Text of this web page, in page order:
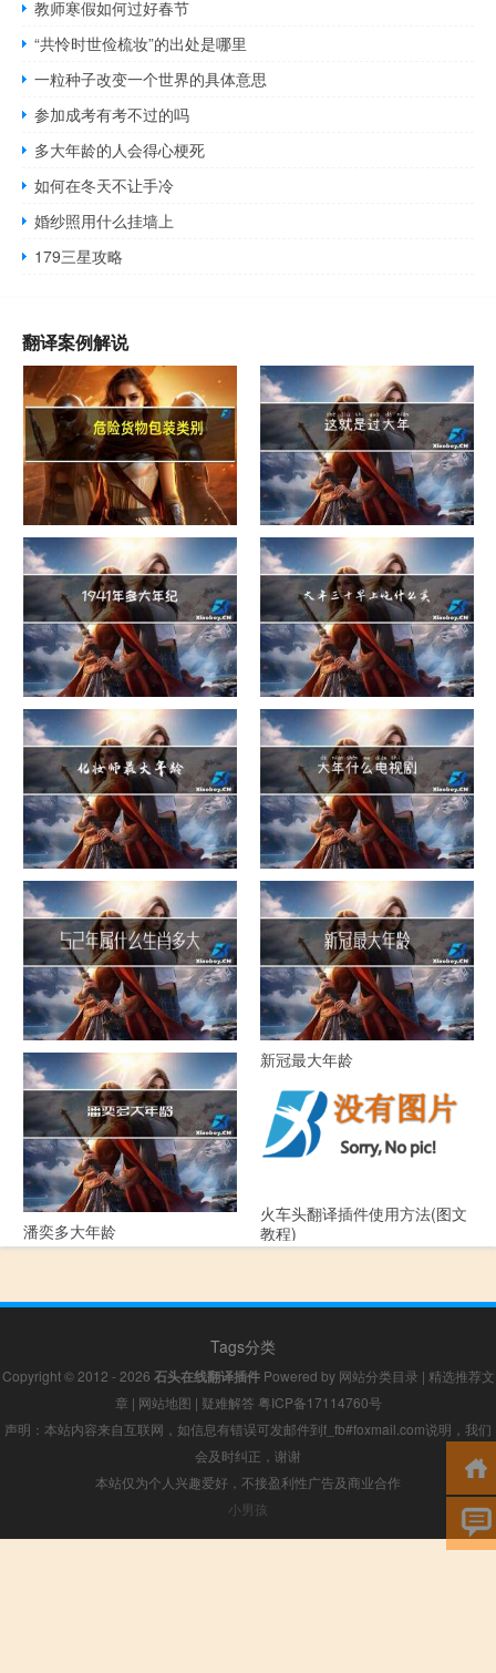
教师寒假如何过好春节
“共怜时世俭梳妆”的出处是哪里
一粒种子改变一个世界的具体意思
参加成考有考不过的吗
多大年龄的人会得心梗死
如何在冬天不让手冷
婚纱照用什么挂墙上
179三星攻略
翻译案例解说
危险货物包装类别 这就是过大年
1941年多大年纪 大年三十早上吃什么美白
化妆师最大年龄 大年什么电视剧
52年属什么生肖多大年龄 新冠最大年龄
潘奕多大年龄
火车头翻译插件使用方法(图文
教程)
Tags分类
Copyright © 2012 - 2026 石头在线翻译插件Powered by 网站分类目录 | 精选推荐文
章 | 网站地图 | 疑难解答 粤ICP备17114760号
声明：本站内容来自互联网，如信息有错误可发邮件到f_fb#foxmail.com说明，我们
会及时纠正，谢谢
本站仅为个人兴趣爱好，不接盈利性广告及商业合作
小男孩